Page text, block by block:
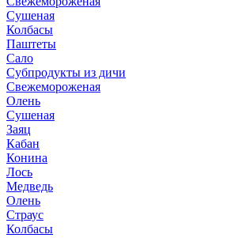
Сушеная
Колбасы
Паштеты
Сало
Субпродукты из дичи
Свежемороженая
Олень
Сушеная
Заяц
Кабан
Конина
Лось
Медведь
Олень
Страус
Колбасы